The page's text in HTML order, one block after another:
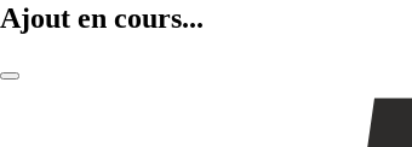
Ajout en cours...